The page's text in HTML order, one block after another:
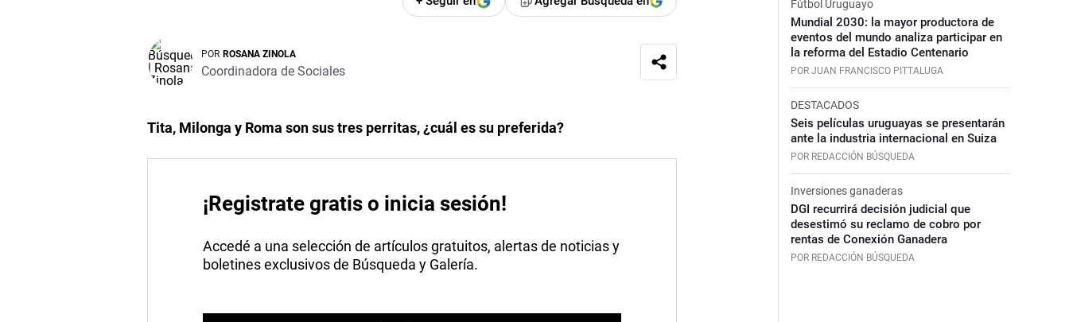
POR ROSANA ZINOLA
Coordinadora de Sociales
Tita, Milonga y Roma son sus tres perritas, ¿cuál es su preferida?
¡Registrate gratis o inicia sesión!
Accedé a una selección de artículos gratuitos, alertas de noticias y
boletines exclusivos de Búsqueda y Galería.
Fútbol Uruguayo
Mundial 2030: la mayor productora de
eventos del mundo analiza participar en
la reforma del Estadio Centenario
POR JUAN FRANCISCO PITTALUGA
DESTACADOS
Seis películas uruguayas se presentarán
ante la industria internacional en Suiza
POR REDACCIÓN BÚSQUEDA
Inversiones ganaderas
DGI recurrirá decisión judicial que
desestimó su reclamo de cobro por
rentas de Conexión Ganadera
POR REDACCIÓN BÚSQUEDA